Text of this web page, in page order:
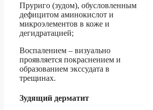
Пруриго (зудом), обусловленным
дефицитом аминокислот и
микроэлементов в коже и
дегидратацией;
Воспалением – визуально
проявляется покраснением и
образованием экссудата в
трещинах.
Зудящий дерматит